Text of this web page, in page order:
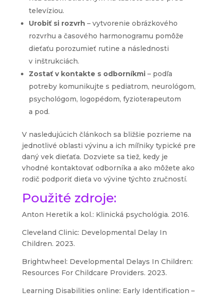
televíziou.
Urobiť si rozvrh – vytvorenie obrázkového
rozvrhu a časového harmonogramu pomôže
dieťaťu porozumieť rutine a následnosti
v inštrukciách.
Zostať v kontakte s odborníkmi– podľa
potreby komunikujte s pediatrom, neurológom,
psychológom, logopédom, fyzioterapeutom
a pod.
V nasledujúcich článkoch sa bližšie pozrieme na
jednotlivé oblasti vývinu a ich míľniky typické pre
daný vek dieťaťa. Dozviete sa tiež, kedy je
vhodné kontaktovať odborníka a ako môžete ako
rodič podporiť dieťa vo vývine týchto zručností.
Použité zdroje:
Anton Heretik a kol.: Klinická psychológia. 2016.
Cleveland Clinic: Developmental Delay In
Children. 2023.
Brightwheel: Developmental Delays In Children:
Resources For Childcare Providers. 2023.
Learning Disabilities online: Early Identification –